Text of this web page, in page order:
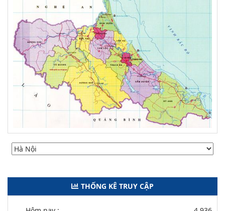
THỐNG KÊ TRUY CẬP